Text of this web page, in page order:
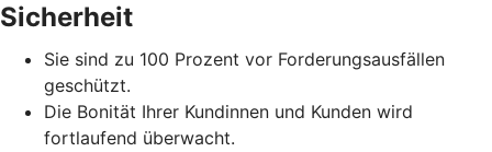
Sicherheit
Sie sind zu 100 Prozent vor Forderungsausfällen
geschützt.
Die Bonität Ihrer Kundinnen und Kunden wird
fortlaufend überwacht.